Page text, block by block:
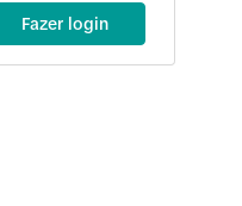
Fazer login